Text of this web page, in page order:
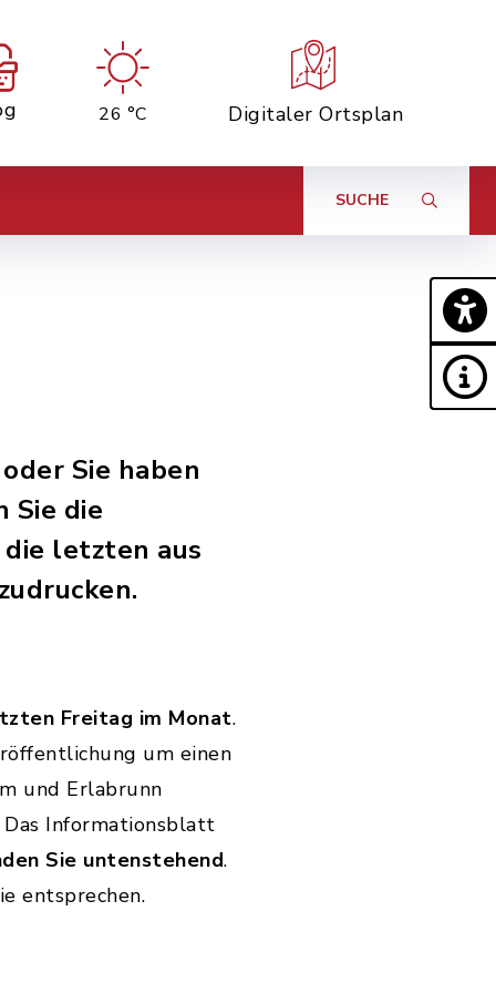
26 °C Digitaler Ortsplan
SUCHE
Sie haben
Sie die
letzten aus
Freitag im Monat.
um einen
und Erlabrunn
Das Informationsblatt
Sie untenstehend.
entsprechen.